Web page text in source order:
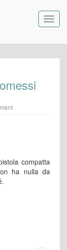
compatta
ha nulla da